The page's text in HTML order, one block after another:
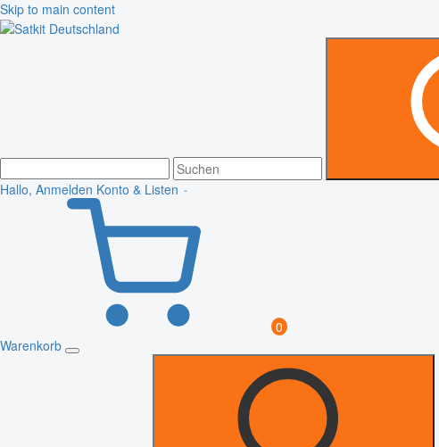
Skip to main content
Hallo, Anmelden Konto & Listen
0
Warenkorb